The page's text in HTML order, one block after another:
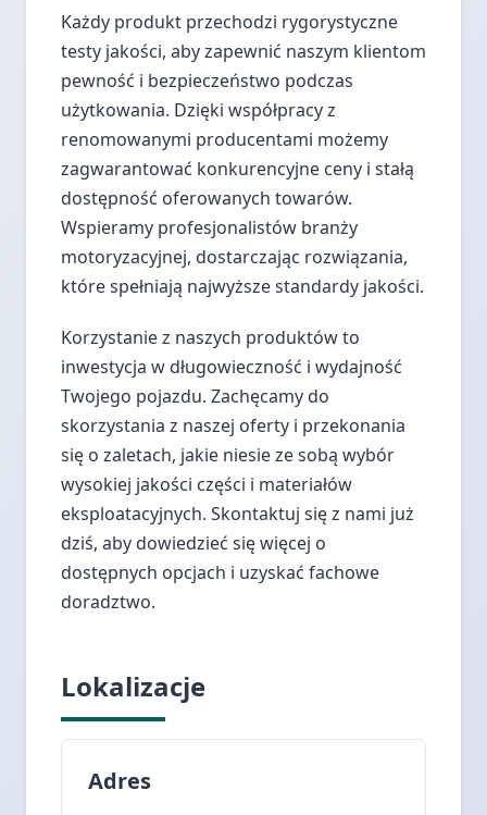
Każdy produkt przechodzi rygorystyczne
testy jakości, aby zapewnić naszym klientom
pewność i bezpieczeństwo podczas
użytkowania. Dzięki współpracy z
renomowanymi producentami możemy
zagwarantować konkurencyjne ceny i stałą
dostępność oferowanych towarów.
Wspieramy profesjonalistów branży
motoryzacyjnej, dostarczając rozwiązania,
które spełniają najwyższe standardy jakości.
Korzystanie z naszych produktów to
inwestycja w długowieczność i wydajność
Twojego pojazdu. Zachęcamy do
skorzystania z naszej oferty i przekonania
się o zaletach, jakie niesie ze sobą wybór
wysokiej jakości części i materiałów
eksploatacyjnych. Skontaktuj się z nami już
dziś, aby dowiedzieć się więcej o
dostępnych opcjach i uzyskać fachowe
doradztwo.
Lokalizacje
Adres